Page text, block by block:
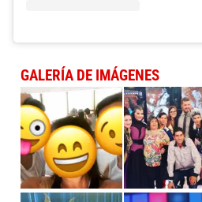
GALERÍA DE IMÁGENES